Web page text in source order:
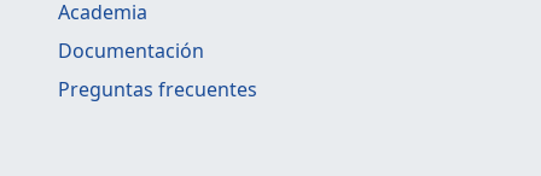
Academia
Documentación
Preguntas frecuentes